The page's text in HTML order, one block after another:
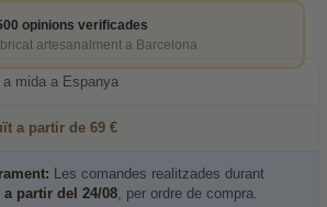
opinions verificades
artesanalment a Barcelona
mida a Espanya
a partir de 69 €
Les comandes realitzades durant
a partir del 24/08, per ordre de compra.